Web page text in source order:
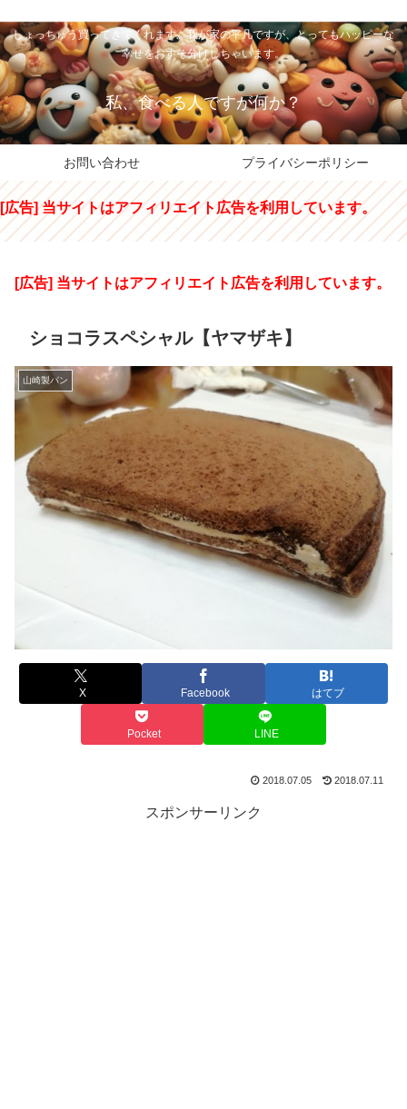
しょっちゅう買ってきてくれます。我が家の平凡ですが、とってもハッピーな
幸せをおすそ分けしちゃいます。
私、食べる人ですが何か？
お問い合わせ プライバシーポリシー
[広告] 当サイトはアフィリエイト広告を利用しています。
[広告] 当サイトはアフィリエイト広告を利用しています。
ショコラスペシャル【ヤマザキ】
山崎製パン
X Facebook はてブ
Pocket LINE
2018.07.05 2018.07.11
スポンサーリンク